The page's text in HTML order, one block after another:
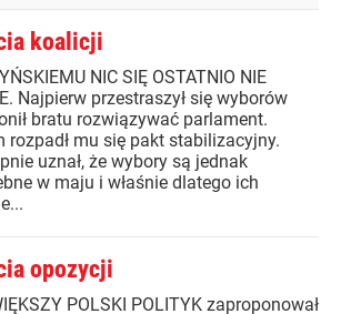
koalicji
NIC SIĘ OSTATNIO NIE
Najpierw przestraszył się wyborów
bratu rozwiązywać parlament.
rozpadł mu się pakt stabilizacyjny.
uznał, że wybory są jednak
w maju i właśnie dlatego ich
opozycji
POLSKI POLITYK zaproponował